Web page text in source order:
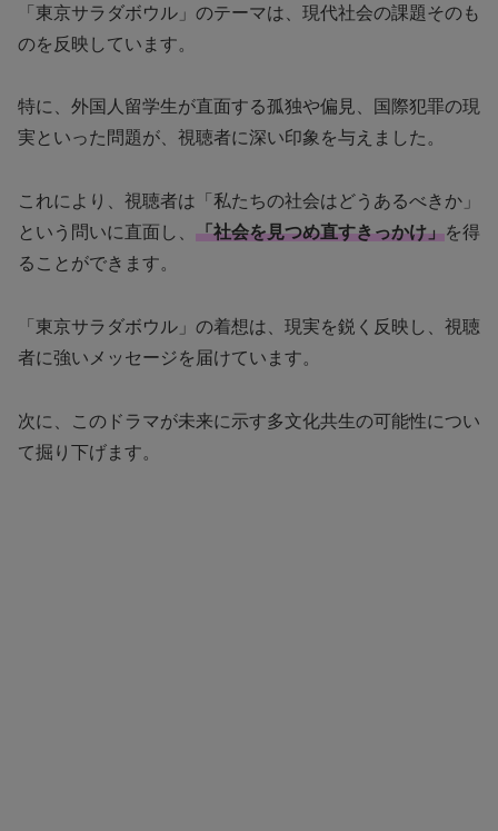
「東京サラダボウル」のテーマは、現代社会の課題そのも
のを反映しています。
特に、外国人留学生が直面する孤独や偏見、国際犯罪の現
実といった問題が、視聴者に深い印象を与えました。
これにより、視聴者は「私たちの社会はどうあるべきか」
という問いに直面し、 「社会を見つめ直すきっかけ」を得
ることができます。
「東京サラダボウル」の着想は、現実を鋭く反映し、視聴
者に強いメッセージを届けています。
次に、このドラマが未来に示す多文化共生の可能性につい
て掘り下げます。